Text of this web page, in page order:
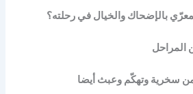
بالإضحاك والخيال في رحلته؟